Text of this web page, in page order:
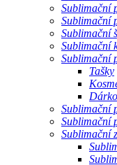
Sublimační
Sublimační
Sublimační
Sublimační
Sublimační
Tašky
Sublimační
Sublimační
Sublimační